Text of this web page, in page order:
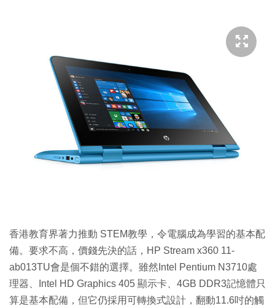
香港教育界著力推動 STEM教學，令電腦成為學習的基本配
備。要求不高，價錢先決的話，HP Stream x360 11-
ab013TU會是個不錯的選擇。雖然Intel Pentium N3710處
理器、Intel HD Graphics 405 顯示卡、4GB DDR3記憶體只
算是基本配備，但它仍採用可轉換式設計，翻動11.6吋的觸